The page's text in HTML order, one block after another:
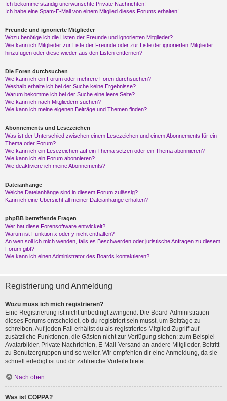
Ich bekomme ständig unerwünschte Private Nachrichten!
Ich habe eine Spam-E-Mail von einem Mitglied dieses Forums erhalten!
Freunde und ignorierte Mitglieder
Wozu benötige ich die Listen der Freunde und ignorierten Mitglieder?
Wie kann ich Mitglieder zur Liste der Freunde oder zur Liste der ignorierten Mitglieder
hinzufügen oder diese wieder aus den Listen entfernen?
Die Foren durchsuchen
Wie kann ich ein Forum oder mehrere Foren durchsuchen?
Weshalb erhalte ich bei der Suche keine Ergebnisse?
Warum bekomme ich bei der Suche eine leere Seite?
Wie kann ich nach Mitgliedern suchen?
Wie kann ich meine eigenen Beiträge und Themen finden?
Abonnements und Lesezeichen
Was ist der Unterschied zwischen einem Lesezeichen und einem Abonnements für ein
Thema oder Forum?
Wie kann ich ein Lesezeichen auf ein Thema setzen oder ein Thema abonnieren?
Wie kann ich ein Forum abonnieren?
Wie deaktiviere ich meine Abonnements?
Dateianhänge
Welche Dateianhänge sind in diesem Forum zulässig?
Kann ich eine Übersicht all meiner Dateianhänge erhalten?
phpBB betreffende Fragen
Wer hat diese Forensoftware entwickelt?
Warum ist Funktion x oder y nicht enthalten?
An wen soll ich mich wenden, falls es Beschwerden oder juristische Anfragen zu diesem
Forum gibt?
Wie kann ich einen Administrator des Boards kontaktieren?
Registrierung und Anmeldung
Wozu muss ich mich registrieren?
Eine Registrierung ist nicht unbedingt zwingend. Die Board-Administration
dieses Forums entscheidet, ob du registriert sein musst, um Beiträge zu
schreiben. Auf jeden Fall erhältst du als registriertes Mitglied Zugriff auf
zusätzliche Funktionen, die Gästen nicht zur Verfügung stehen: zum Beispiel
Avatarbilder, Private Nachrichten, E-Mail-Versand an andere Mitglieder, Beitritt
zu Benutzergruppen und so weiter. Wir empfehlen dir eine Anmeldung, da sie
schnell erledigt ist und dir zahlreiche Vorteile bietet.
Nach oben
Was ist COPPA?